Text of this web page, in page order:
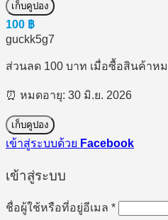
เก็บคูปอง
100 ฿
guckk5g7
ส่วนลด 100 บาท เมื่อซื้อสินค้าห
⏰ หมดอายุ: 30 มิ.ย. 2026
เก็บคูปอง
เข้าสู่ระบบด้วย Facebook
เข้าสู่ระบบ
ชื่อผู้ใช้หรือที่อยู่อีเมล *ต้องการ